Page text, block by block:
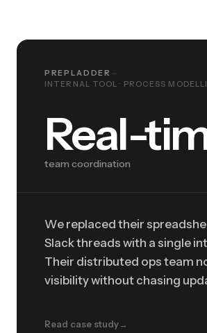
PREPLADDER —
INTERNAL TOOL · PROCESS
Real-
Real-time
team coordination
We replaced their
Slack threads with a single
Their distributed ops team
visibility without chasing
Read case study→